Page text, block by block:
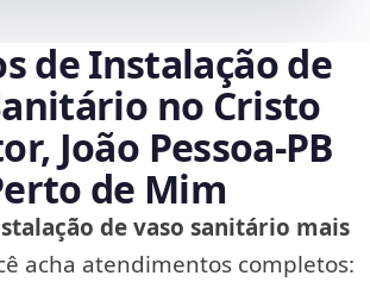
de Instalação de
no Cristo
João Pessoa‑PB
de Mim
de vaso sanitário mais
acha atendimentos completos: